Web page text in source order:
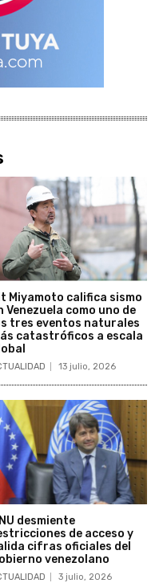
Miyamoto califica sismo
Venezuela como uno de
tres eventos naturales
catastróficos a escala
13 julio, 2026
desmiente
de acceso y
cifras oficiales del
venezolano
3 julio, 2026